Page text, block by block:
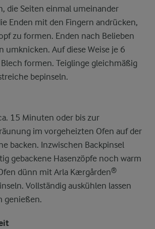
die Seiten einmal umeinander
Enden mit den Fingern andrücken,
zu formen. Enden nach Belieben
umknicken. Auf diese Weise je 6
formen. Teiglinge gleichmäßig
bepinseln.
15 Minuten oder bis zur
im vorgeheizten Ofen auf der
backen. Inzwischen Backpinsel
gebackene Hasenzöpfe noch warm
dünn mit Arla Kærgården®
Vollständig auskühlen lassen
genießen.